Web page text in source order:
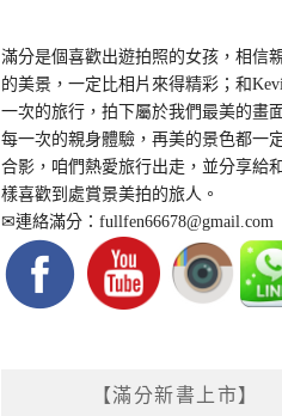
滿分是個喜歡出遊拍照的女孩，相信
的美景，一定比相片來得精彩；和
一次的旅行，拍下屬於我們最美的畫
每一次的親身體驗，再美的景色都一
合影，咱們熱愛旅行出走，並分享給
樣喜歡到處賞景美拍的旅人。
✉連絡滿分：fullfen66678@gmail.com
【滿分新書上市】